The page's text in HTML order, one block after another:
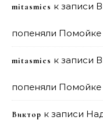
mitasmies к записи
попеняли Помойке
mitasmies к записи
попеняли Помойке
Виктор к записи